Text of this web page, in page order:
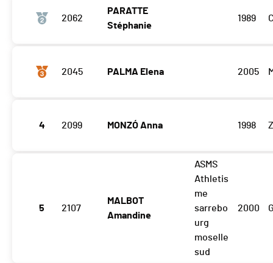
2062
PARATTE
Stéphanie
1989
2045 PALMA Elena 2005
4 2099 MONZÓ Anna 1998
5 2107
MALBOT
Amandine
ASMS
Athletis
me
sarrebo
urg
moselle
sud
2000